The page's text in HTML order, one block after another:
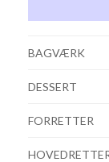
BAGVÆRK
DESSERT
FORRETTER